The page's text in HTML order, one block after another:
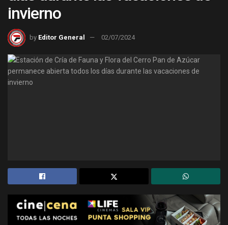
invierno
by Editor General 02/07/2024